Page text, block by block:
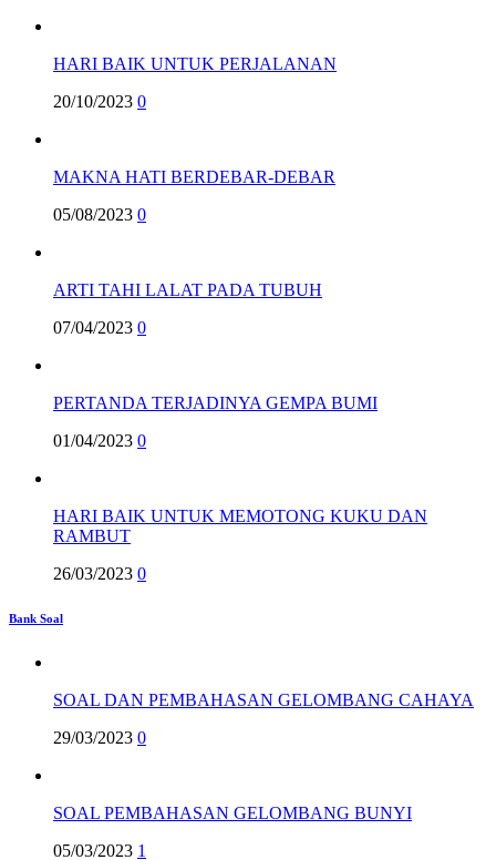
HARI BAIK UNTUK PERJALANAN
20/10/2023 0
MAKNA HATI BERDEBAR-DEBAR
05/08/2023 0
ARTI TAHI LALAT PADA TUBUH
07/04/2023 0
PERTANDA TERJADINYA GEMPA BUMI
01/04/2023 0
HARI BAIK UNTUK MEMOTONG KUKU DAN
RAMBUT
26/03/2023 0
Bank Soal
SOAL DAN PEMBAHASAN GELOMBANG CAHAYA
29/03/2023 0
SOAL PEMBAHASAN GELOMBANG BUNYI
05/03/2023 1